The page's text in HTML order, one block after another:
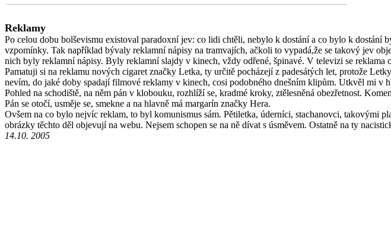
Reklamy
Po celou dobu bolševismu existoval paradoxní jev: co lidi chtěli, nebylo k dostání a co bylo k dostání
vzpomínky. Tak například bývaly reklamní nápisy na tramvajích, ačkoli to vypadá,že se takový jev
nich byly reklamní nápisy. Byly reklamní slajdy v kinech, vždy odřené, špinavé. V televizi se
Pamatuji si na reklamu nových cigaret značky Letka, ty určitě pocházejí z padesátých let, protože
nevím, do jaké doby spadají filmové reklamy v kinech, cosi podobného dnešním klipům. Utkvěl mi v
Pohled na schodiště, na něm pán v klobouku, rozhlíží se, kradmé kroky, ztělesněná obezřetnost.
Pán se otočí, usměje se, smekne a na hlavně má margarín značky Hera.
Ovšem na co bylo nejvíc reklam, to byl komunismus sám. Pětiletka, úderníci, stachanovci, takovými
obrázky těchto děl objevují na webu. Nejsem schopen se na ně dívat s úsměvem. Ostatně na ty
14.10. 2005